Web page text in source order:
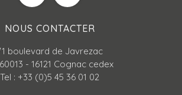
NOUS CONTACTER
boulevard de Javrezac
- 16121 Cognac cedex
Tel : +33 (0)5 45 36 01 02